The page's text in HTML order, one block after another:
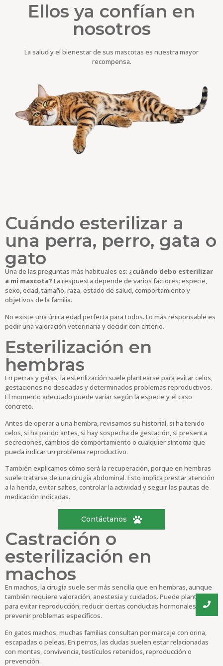
Ellos ya confían en
nosotros
La salud y el bienestar de sus mascotas es nuestra mayor
recompensa.
Cuándo esterilizar a
una perra, perro, gata o
gato
Una de las preguntas más habituales es: ¿cuándo debo esterilizar
a mi mascota? La respuesta depende de varios factores: especie,
sexo, edad, tamaño, raza, estado de salud, comportamiento y
objetivos de la familia.
No existe una única edad perfecta para todos. Lo más responsable es
pedir una valoración veterinaria y decidir con criterio.
Esterilización en
hembras
En perras y gatas, la esterilización suele plantearse para evitar celos,
gestaciones no deseadas y determinados problemas reproductivos.
El momento adecuado puede variar según la especie y el caso
concreto.
Antes de operar a una hembra, revisamos su historial, si ha tenido
celos, si ha parido antes, si hay sospecha de gestación, si presenta
secreciones, cambios de comportamiento o cualquier síntoma que
pueda indicar un problema reproductivo.
También explicamos cómo será la recuperación, porque en hembras
suele tratarse de una cirugía abdominal. Esto implica prestar atención
a la herida, evitar saltos, controlar la actividad y seguir las pautas de
medicación indicadas.
Contáctanos
Castración o
esterilización en
machos
En machos, la cirugía suele ser más sencilla que en hembras, aunque
también requiere valoración, anestesia y cuidados. Puede plantearse
para evitar reproducción, reducir ciertas conductas hormonales o
prevenir problemas específicos.
En gatos machos, muchas familias consultan por marcaje con orina,
escapadas o peleas. En perros, las dudas suelen estar relacionadas
con montas, convivencia, testículos retenidos, reproducción o
prevención.